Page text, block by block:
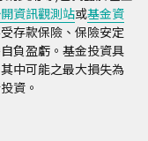
資訊觀測站或基金資
存款保險、保險安定
負盈虧。基金投資具
中可能之最大損失為
資。